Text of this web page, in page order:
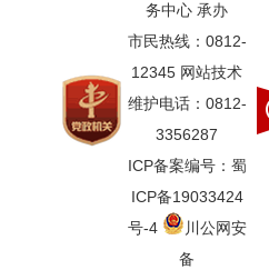
务中心 承办
市民热线：0812-
12345 网站技术
维护电话：0812-
3356287
ICP备案编号：蜀
ICP备19033424
号-4
川公网安
备